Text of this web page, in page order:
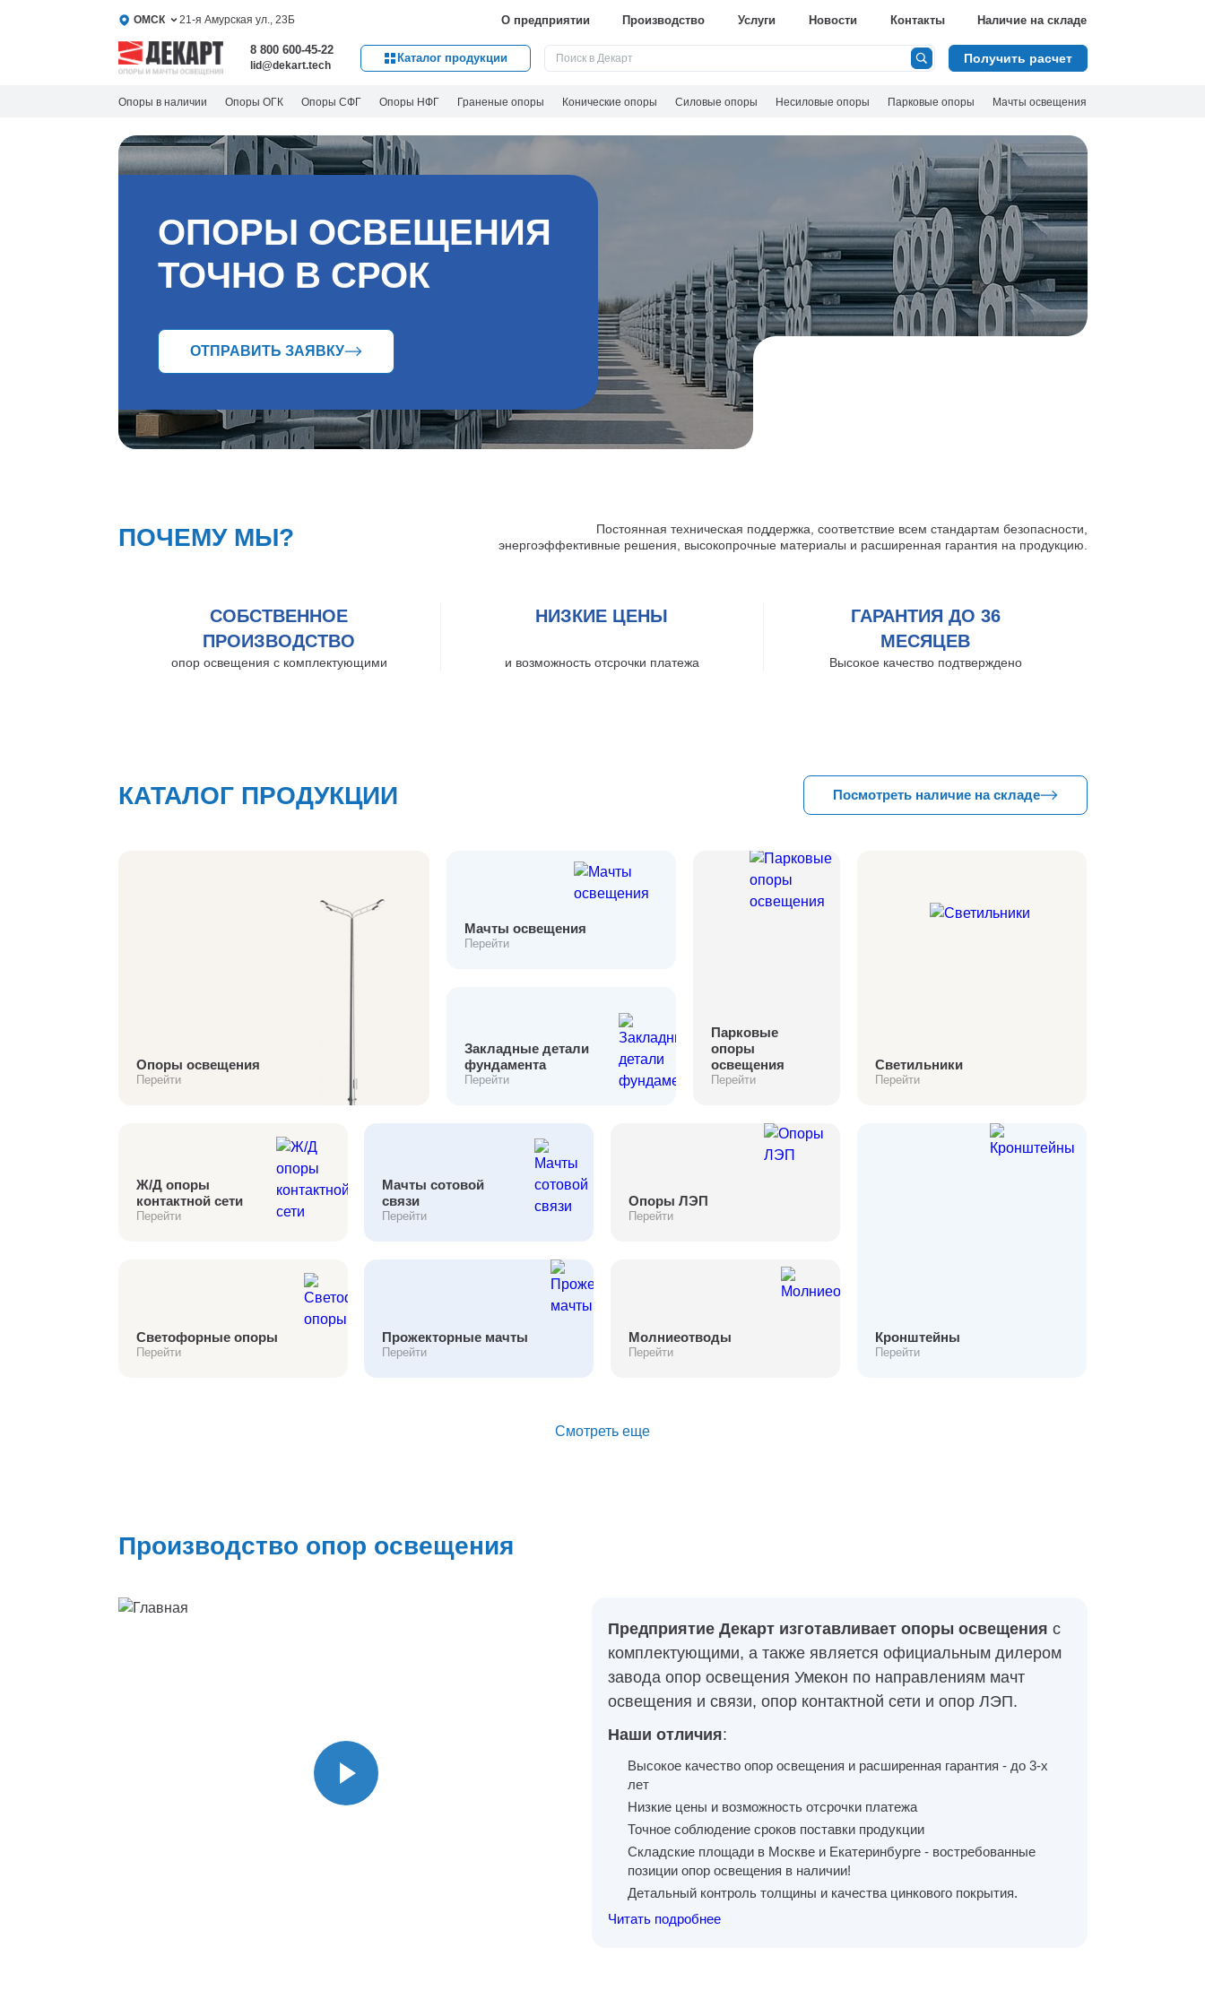
ОМСК 21-я Амурская ул., 23Б О предприятии Производство Услуги Новости Контакты Наличие на складе
8 800 600-45-22
lid@dekart.tech
Каталог продукции Получить расчет
Опоры в наличии Опоры ОГК Опоры СФГ Опоры НФГ Граненые опоры Конические опоры Силовые опоры Несиловые опоры Парковые опоры Мачты освещения
ОПОРЫ ОСВЕЩЕНИЯ
ТОЧНО В СРОК
ОТПРАВИТЬ ЗАЯВКУ
ПОЧЕМУ МЫ?
Постоянная техническая поддержка, соответствие всем стандартам безопасности,
энергоэффективные решения, высокопрочные материалы и расширенная гарантия на продукцию.
СОБСТВЕННОЕ
ПРОИЗВОДСТВО
опор освещения с комплектующими
НИЗКИЕ ЦЕНЫ
и возможность отсрочки платежа
ГАРАНТИЯ ДО 36
МЕСЯЦЕВ
Высокое качество подтверждено
КАТАЛОГ ПРОДУКЦИИ Посмотреть наличие на складе
Oпоры oсвeщения
Перейти
Мачты освещения
Перейти
Закладные детали
фундамента
Перейти
Парковые
опоры
освещения
Перейти
Светильники
Перейти
Ж/Д опоры
контактной сети
Перейти
Мачты сотовой
связи
Перейти
Опоры ЛЭП
Перейти
Светофорные опоры
Перейти
Прожекторные мачты
Перейти
Молниеотводы
Перейти
Кронштейны
Перейти
Смотреть еще
Производство опор освещения
Предприятие Декарт изготавливает опоры освещения с
комплектующими, а также является официальным дилером
завода опор освещения Умекон по направлениям мачт
освещения и связи, опор контактной сети и опор ЛЭП.
Наши отличия:
Высокое качество опор освещения и расширенная гарантия - до 3-х
лет
Низкие цены и возможность отсрочки платежа
Точное соблюдение сроков поставки продукции
Складские площади в Москве и Екатеринбурге - востребованные
позиции опор освещения в наличии!
Детальный контроль толщины и качества цинкового покрытия.
Читать подробнее